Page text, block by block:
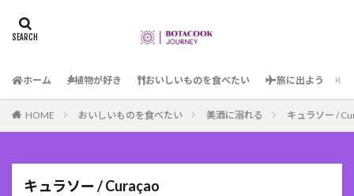
ホーム 植物が好き おいしいものを食べたい 旅に出よう
HOME おいしいものを食べたい 美酒に溺れる キュラソー /
キュラソー / Curaçao